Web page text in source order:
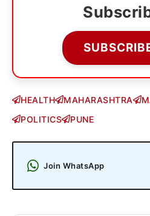
HEALTH MAHARASHTRA
POLITICS
PUNE
Join WhatsApp